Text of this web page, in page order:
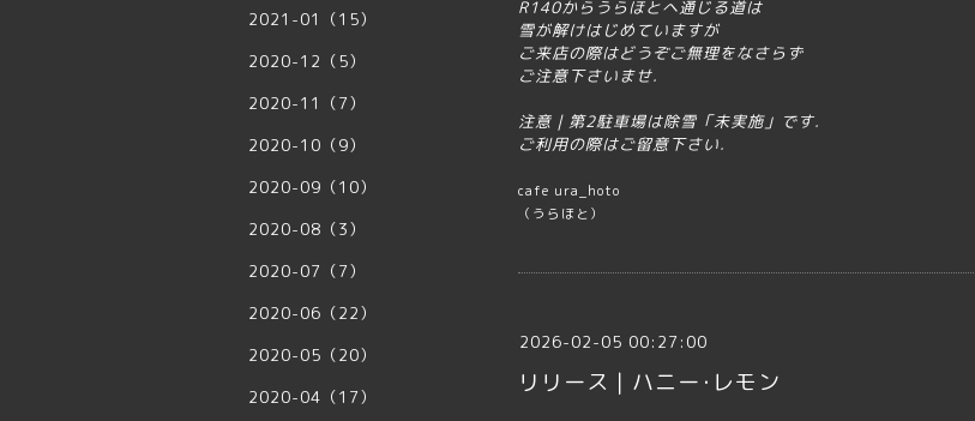
R140からうらほとへ通じる道は
雪が解けはじめていますが
ご来店の際はどうぞご無理をなさらず
ご注意下さいませ.
注意｜第2駐車場は除雪「未実施」です.
ご利用の際はご留意下さい.
cafe ura_hoto
（うらほと）
2026-02-05 00:27:00
リリース｜ハニー･レモン
2021-01（15）
2020-12（5）
2020-11（7）
2020-10（9）
2020-09（10）
2020-08（3）
2020-07（7）
2020-06（22）
2020-05（20）
2020-04（17）